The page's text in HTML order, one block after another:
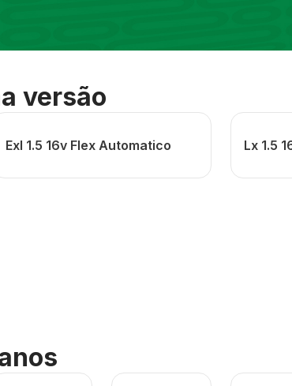
versão
Exl 1.5 16v Flex Automatico Lx 1.5